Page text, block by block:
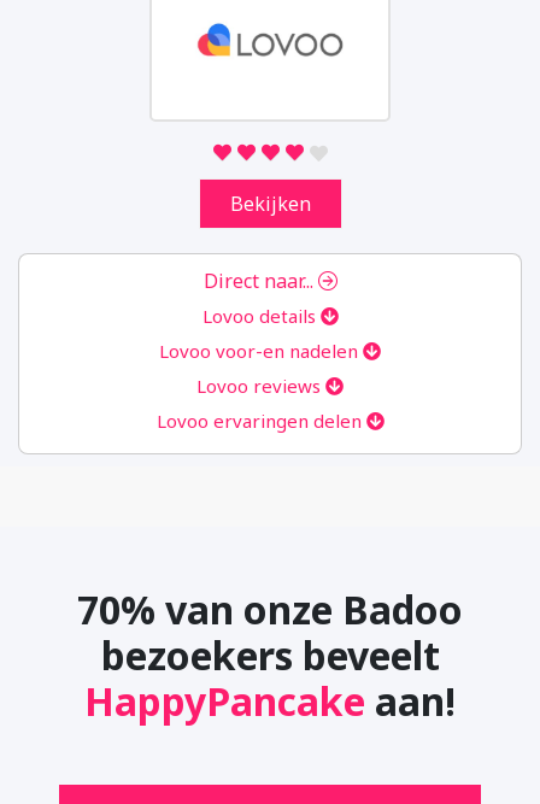
Bekijken
Direct naar...
Lovoo details
Lovoo voor-en nadelen
Lovoo reviews
Lovoo ervaringen delen
70% van onze Badoo
bezoekers beveelt
HappyPancake aan!
Om de website inclusief informatie en
deze gegevens kunnen wij u niet persoonlijk
delen, kunnen wij u van dienst zijn met
gepersonaliseerde content en aanbiedingen.
Instellingen opslaan